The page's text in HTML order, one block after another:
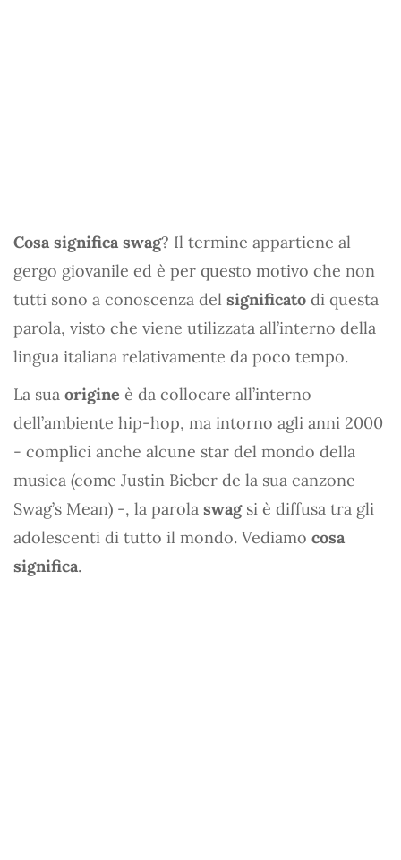
Cosa significa swag? Il termine appartiene al
gergo giovanile ed è per questo motivo che non
tutti sono a conoscenza del significato di questa
parola, visto che viene utilizzata all’interno della
lingua italiana relativamente da poco tempo.
La sua origine è da collocare all’interno
dell’ambiente hip-hop, ma intorno agli anni 2000
- complici anche alcune star del mondo della
musica (come Justin Bieber de la sua canzone
Swag’s Mean) -, la parola swagsi è diffusa tra gli
adolescenti di tutto il mondo. Vediamo cosa
significa.